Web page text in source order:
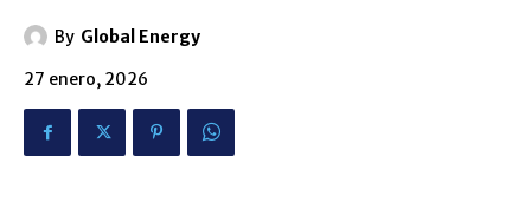
By Global Energy
27 enero, 2026